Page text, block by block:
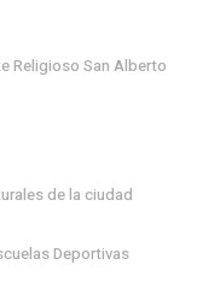
Religioso San Alberto
de la ciudad
Deportivas